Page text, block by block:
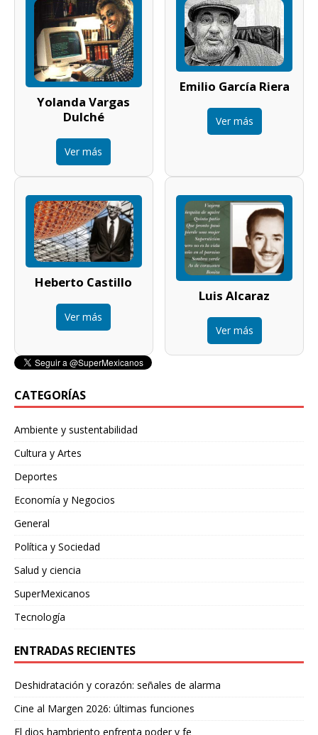
Yolanda Vargas
Dulché
Ver más
Emilio García Riera
Ver más
Heberto Castillo
Ver más
Luis Alcaraz
Ver más
CATEGORÍAS
Ambiente y sustentabilidad
Cultura y Artes
Deportes
Economía y Negocios
General
Política y Sociedad
Salud y ciencia
SuperMexicanos
Tecnología
ENTRADAS RECIENTES
Deshidratación y corazón: señales de alarma
Cine al Margen 2026: últimas funciones
El dios hambriento enfrenta poder y fe